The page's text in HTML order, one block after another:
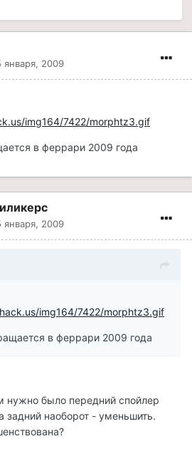
января, 2009
img164/7422/morphtz3.gif
в феррари 2009 года
января, 2009
img164/7422/morphtz3.gif
в феррари 2009 года
нужно было передний спойлер
задний наоборот - уменьшить.